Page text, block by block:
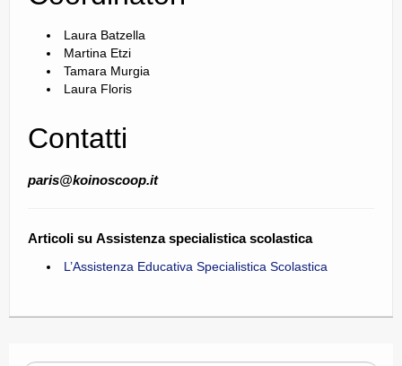
Laura Batzella
Martina Etzi
Tamara Murgia
Laura Floris
Contatti
paris@koinoscoop.it
Articoli su Assistenza specialistica scolastica
L’Assistenza Educativa Specialistica Scolastica